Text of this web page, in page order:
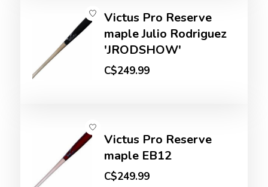
Victus Pro Reserve
maple Julio Rodriguez
'JRODSHOW'
C$249.99
Victus Pro Reserve
maple EB12
C$249.99